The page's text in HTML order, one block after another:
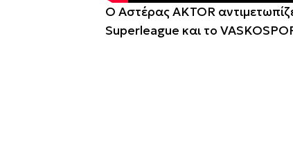
Ο Αστέρας AKTOR
Superleague και το